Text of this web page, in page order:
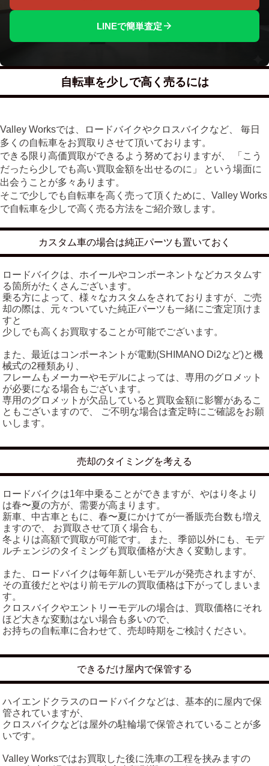
LINEで簡単査定
自転車を少しで高く売るには
Valley Worksでは、ロードバイクやクロスバイクなど、 毎日
多くの自転車をお買取りさせて頂いております。
できる限り高価買取ができるよう努めておりますが、 「こう
だったら少しでも高い買取金額を出せるのに」 という場面に
出会うことが多々あります。
そこで少しでも自転車を高く売って頂くために、Valley Works
で自転車を少しで高く売る方法をご紹介致します。
カスタム車の場合は純正パーツも置いておく
ロードバイクは、ホイールやコンポーネントなどカスタムす
る箇所がたくさんございます。
乗る方によって、様々なカスタムをされておりますが、ご売
却の際は、元々ついていた純正パーツも一緒にご査定頂けま
すと
少しでも高くお買取することが可能でございます。
また、最近はコンポーネントが電動(SHIMANO Di2など)と機
械式の2種類あり、
フレームもメーカーやモデルによっては、専用のグロメット
が必要になる場合もございます。
専用のグロメットが欠品していると買取金額に影響があるこ
ともございますので、 ご不明な場合は査定時にご確認をお願
いします。
売却のタイミングを考える
ロードバイクは1年中乗ることができますが、やはり冬より
は春〜夏の方が、需要が高まります。
新車、中古車ともに、春〜夏にかけてが一番販売台数も増え
ますので、 お買取させて頂く場合も、
冬よりは高額で買取が可能です。 また、季節以外にも、モデ
ルチェンジのタイミングも買取価格が大きく変動します。
また、ロードバイクは毎年新しいモデルが発売されますが、
その直後だとやはり前モデルの買取価格は下がってしまいま
す。
クロスバイクやエントリーモデルの場合は、買取価格にそれ
ほど大きな変動はない場合も多いので、
お持ちの自転車に合わせて、売却時期をご検討ください。
できるだけ屋内で保管する
ハイエンドクラスのロードバイクなどは、基本的に屋内で保
管されていますが、
クロスバイクなどは屋外の駐輪場で保管されていることが多
いです。
Valley Worksではお買取した後に洗車の工程を挟みますの